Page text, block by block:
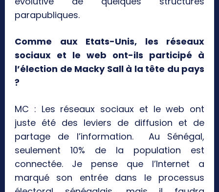
parapubliques.
Comme aux Etats-Unis, les réseaux
sociaux et le web ont-ils participé à
l’élection de Macky Sall à la tête du pays
?
MC : Les réseaux sociaux et le web ont
juste été des leviers de diffusion et de
partage de l’information. Au Sénégal,
seulement 10% de la population est
connectée. Je pense que l’Internet a
marqué son entrée dans le processus